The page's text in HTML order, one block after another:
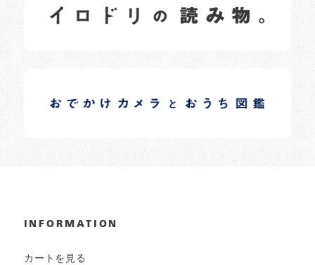
日常の様子など随時更新中です。
日常の様子など随時更新中です。
INFORMATION
カートを見る